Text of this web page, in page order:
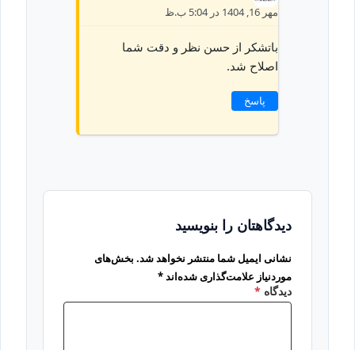
مهر 16, 1404 در 5:04 ب.ظ
باتشکر از حسن نظر و دقت شما
اصلاح شد.
پاسخ
دیدگاهتان را بنویسید
نشانی ایمیل شما منتشر نخواهد شد. بخش‌های
موردنیاز علامت‌گذاری شده‌اند*
دیدگاه*